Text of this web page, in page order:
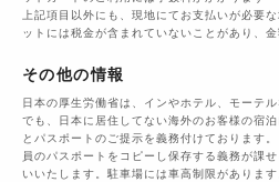
上記項目以外にも、現地にてお支払いが必要
ットには税金が含まれていないことがあり、
その他の情報
日本の厚生労働省は、インやホテル、モーテ
でも、日本に​居住してない海外のお客様の宿
とパスポートのご提示を義務付け​ております
員のパスポートをコピーし保存する義務が課
いいたします。駐車場には車高制限がありま